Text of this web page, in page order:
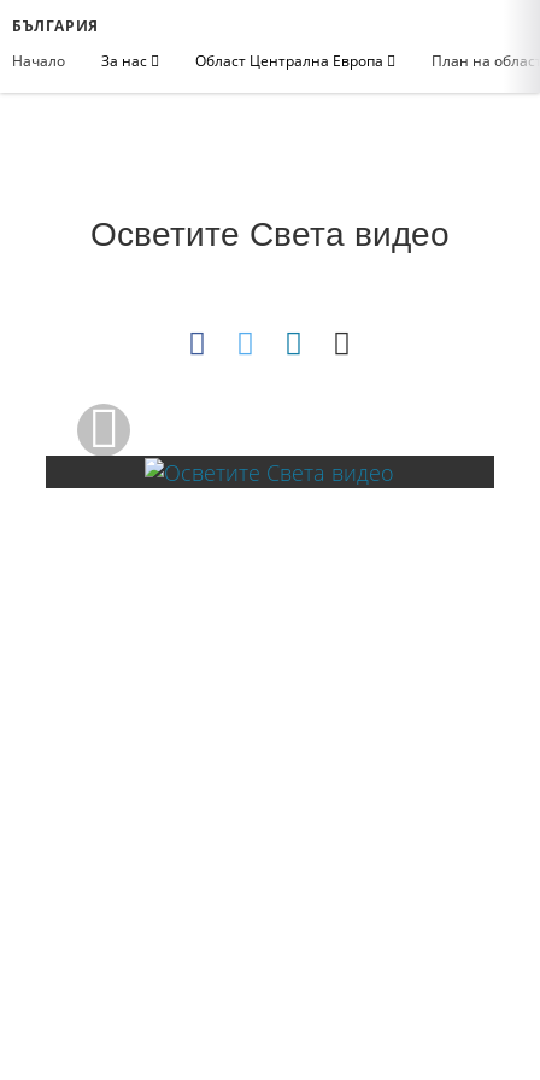
БЪЛГАРИЯ
Начало
За нас Област Централна Европа План на
Осветите Света видео